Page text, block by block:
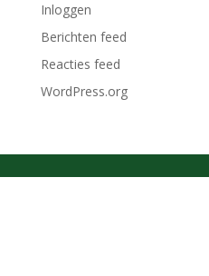
Inloggen
Berichten feed
Reacties feed
WordPress.org